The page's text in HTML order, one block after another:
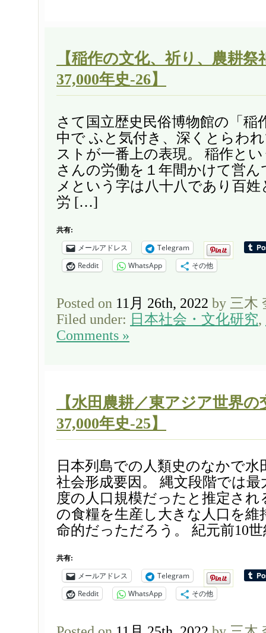
【稲作の文化、祈り、農耕祭
37,000年史-26】
さて国立歴史民俗博物館の「稲
中で ふと気付き、深くとらわ
ストが一番上の表現。 稲作と
さんの労働を１年間かけて営
メという字は八十八であり百
労 […]
共有:
メールアドレス
Telegram
Reddit
WhatsApp その他
Posted on 11月 26th, 2022 by 三木
Filed under: 日本社会・文化研究,
Comments »
【水田農耕／東アジア世界
37,000年史-25】
日本列島での人類史のなかで水
社会形成要因。 縄文段階では最
度の人口規模だったと推定され
の食糧を生産し大きな人口を
命的だっただろう。 紀元前10
共有:
メールアドレス
Telegram
Reddit
WhatsApp その他